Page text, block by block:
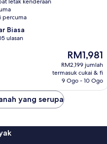
letak kenderaan
percuma
Biasa
ulasan
Harga
ialah
RM1,981
RM1,981
RM2,199 jumlah
termasuk cukai & fi
9 Ogo - 10 Ogo
yang serupa